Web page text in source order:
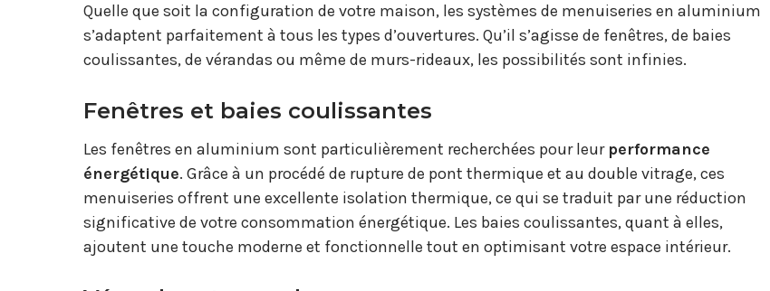
Quelle que soit la configuration de votre maison, les systèmes de menuiseries en aluminium
s’adaptent parfaitement à tous les types d’ouvertures. Qu’il s’agisse de fenêtres, de baies
coulissantes, de vérandas ou même de murs-rideaux, les possibilités sont infinies.
Fenêtres et baies coulissantes
Les fenêtres en aluminium sont particulièrement recherchées pour leur performance
énergétique. Grâce à un procédé de rupture de pont thermique et au double vitrage, ces
menuiseries offrent une excellente isolation thermique, ce qui se traduit par une réduction
significative de votre consommation énergétique. Les baies coulissantes, quant à elles,
ajoutent une touche moderne et fonctionnelle tout en optimisant votre espace intérieur.